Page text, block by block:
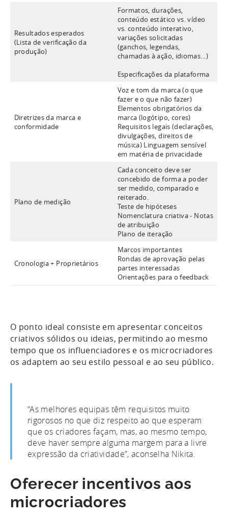
Resultados esperados
(Lista de verificação da
produção)
Formatos, durações,
conteúdo estático vs. vídeo
vs. conteúdo interativo,
variações solicitadas
(ganchos, legendas,
chamadas à ação, idiomas…)
Especificações da plataforma
Diretrizes da marca e
conformidade
Voz e tom da marca (o que
fazer e o que não fazer)
Elementos obrigatórios da
marca (logótipo, cores)
Requisitos legais (declarações,
divulgações, direitos de
música) Linguagem sensível
em matéria de privacidade
Plano de medição
Cada conceito deve ser
concebido de forma a poder
ser medido, comparado e
reiterado.
Teste de hipóteses
Nomenclatura criativa - Notas
de atribuição
Plano de iteração
Cronologia + Proprietários
Marcos importantes
Rondas de aprovação pelas
partes interessadas
Orientações para o feedback
O ponto ideal consiste em apresentar conceitos
criativos sólidos ou ideias, permitindo ao mesmo
tempo que os influenciadores e os microcriadores
os adaptem ao seu estilo pessoal e ao seu público.
“As melhores equipas têm requisitos muito
rigorosos no que diz respeito ao que esperam
que os criadores façam, mas, ao mesmo tempo,
deve haver sempre alguma margem para a livre
expressão da criatividade”, aconselha Nikita.
Oferecer incentivos aos
microcriadores